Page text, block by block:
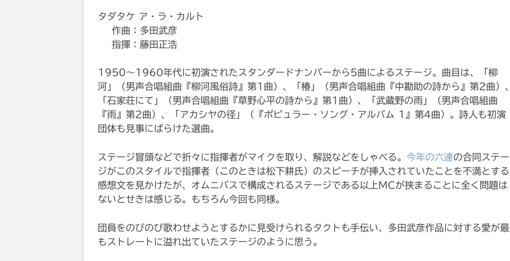
タダタケ ア・ラ・カルト
作曲：多田武彦
指揮：藤田正浩
1950〜1960年代に初演されたスタンダードナンバーから5曲によるステージ。曲目は、「柳
河」（男声合唱組曲『柳河風俗詩』第1曲）、「椿」（男声合唱組曲『中勘助の詩から』第2曲）、
「石家荘にて」（男声合唱組曲『草野心平の詩から』第1曲）、「武蔵野の雨」（男声合唱組曲
『雨』第2曲）、「アカシヤの径」（『ポピュラー・ソング・アルバム 1』第4曲）。詩人も初演
団体も見事にばらけた選曲。
ステージ冒頭などで折々に指揮者がマイクを取り、解説などをしゃべる。 今年の六連の合同ステー
ジがこのスタイルで指揮者（このときは松下耕氏）のスピーチが挿入されていたことを不満とする
感想文を見かけたが、オムニバスで構成されるステージである以上MCが挟まることに全く問題は
ないとせきは感じる。もちろん今回も同様。
団員をのびのび歌わせようとするかに見受けられるタクトも手伝い、多田武彦作品に対する愛が最
もストレートに溢れ出ていたステージのように思う。